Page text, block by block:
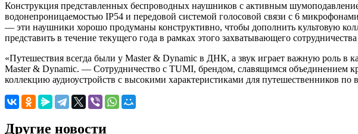
Конструкция представленных беспроводных наушников с активным
водонепроницаемостью IP54 и передовой системой голосовой связи с 6
— эти наушники хорошо продуманы конструктивно, чтобы дополнить культовую
представить в течение текущего года в рамках этого захватывающего
«Путешествия всегда были у Master & Dynamic в ДНК, а звук играет важную роль в
Master & Dynamic. — Сотрудничество с TUMI, брендом, славящимся объединением
коллекцию аудиоустройств с высокими характеристиками для путешественников по
Другие новости